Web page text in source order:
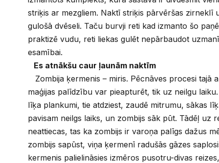
striķis ar mezgliem. Naktī striķis pārvēršas zirneklī
gulošā dvēseli. Taču burvji reti kad izmanto šo
praktizē vudu, reti liekas gulēt nepārbaudot
esamībai.
Es atnākšu caur ļaunām naktīm
Zombija ķermenis – miris. Pēcnāves procesi tajā
maģijas palīdzību var pieapturēt, tik uz neilgu
līķa plankumi, tie atdziest, zaudē mitrumu, sākas
pavisam neilgs laiks, un zombijs sāk pūt. Tādēļ uz
neattiecas, tas ka zombijs ir varoņa palīgs dažus
zombijs sapūst, viņa ķermenī radušās gāzes
kermenis palielināsies izmēros pusotru-divas